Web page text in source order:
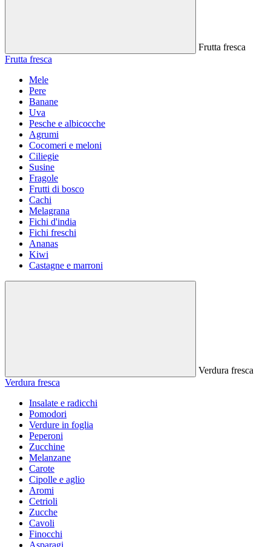
Frutta fresca
Frutta fresca
Mele
Pere
Banane
Uva
Pesche e albicocche
Agrumi
Cocomeri e meloni
Ciliegie
Susine
Fragole
Frutti di bosco
Cachi
Melagrana
Fichi d'india
Fichi freschi
Ananas
Kiwi
Castagne e marroni
Verdura fresca
Verdura fresca
Insalate e radicchi
Pomodori
Verdure in foglia
Peperoni
Zucchine
Melanzane
Carote
Cipolle e aglio
Aromi
Cetrioli
Zucche
Cavoli
Finocchi
Asparagi